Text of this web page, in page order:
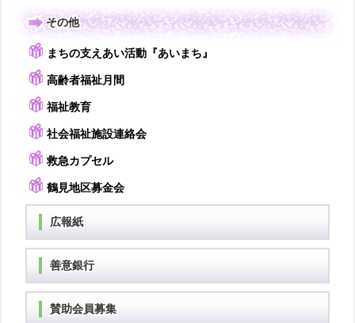
その他
まちの支えあい活動『あいまち』
高齢者福祉月間
福祉教育
社会福祉施設連絡会
救急カプセル
鶴見地区募金会
広報紙
善意銀行
賛助会員募集